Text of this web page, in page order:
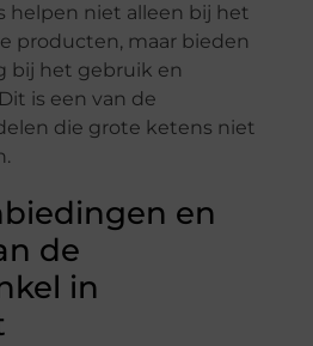
helpen niet alleen bij het
producten, maar bieden
bij het gebruik en
is een van de
die grote ketens niet
en
de
in